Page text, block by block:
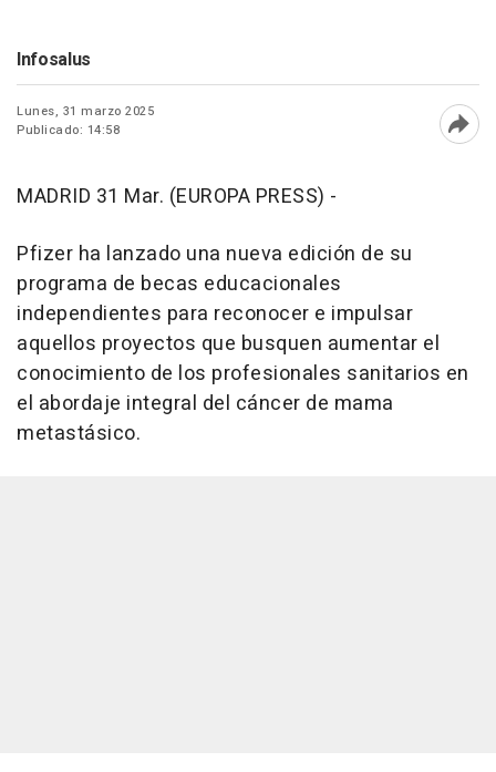
Infosalus
Lunes, 31 marzo 2025
Publicado: 14:58
MADRID 31 Mar. (EUROPA PRESS) -
Pfizer ha lanzado una nueva edición de su
programa de becas educacionales
independientes para reconocer e impulsar
aquellos proyectos que busquen aumentar el
conocimiento de los profesionales sanitarios en
el abordaje integral del cáncer de mama
metastásico.